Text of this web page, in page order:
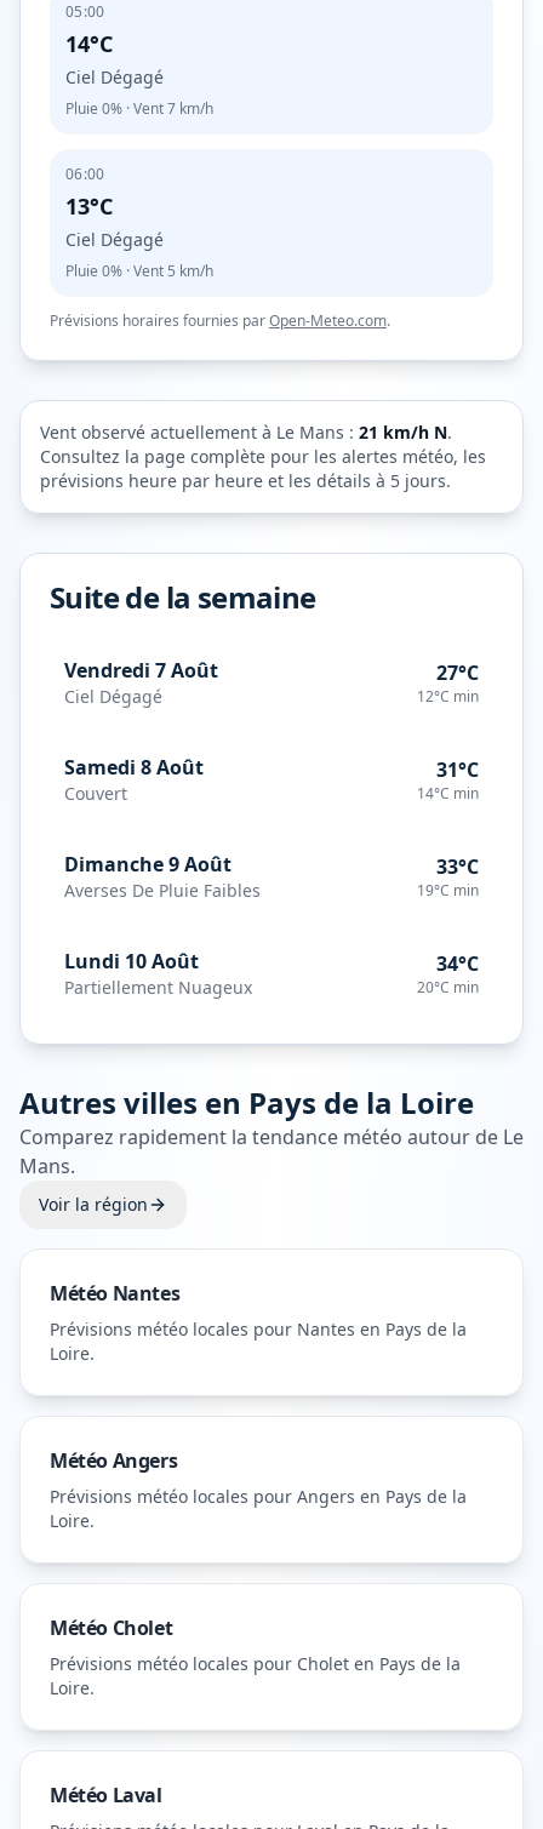
05:00
14°C
Ciel Dégagé
Pluie 0% · Vent7 km/h
06:00
13°C
Ciel Dégagé
Pluie 0% · Vent 5 km/h
Prévisions horaires fournies parOpen-Meteo.com.
Vent observé actuellement à Le Mans : 21 km/h N.
Consultez la page complète pour les alertes météo, les
prévisions heure par heure et les détails à 5 jours.
Suite de la semaine
Vendredi 7 Août
Ciel Dégagé
27°C
12°C min
Samedi 8 Août
Couvert
31°C
14°C min
Dimanche 9 Août
Averses De Pluie Faibles
33°C
19°C min
Lundi 10 Août
Partiellement Nuageux
34°C
20°C min
Autres villes en Pays de la Loire
Comparez rapidement la tendance météo autour de Le
Mans.
Voir la région
Météo Nantes
Prévisions météo locales pour Nantes en Pays de la
Loire.
MétéoAngers
Prévisions météo locales pour Angers en Pays de la
Loire.
Météo Cholet
Prévisions météo locales pour Cholet en Pays de la
Loire.
Météo Laval